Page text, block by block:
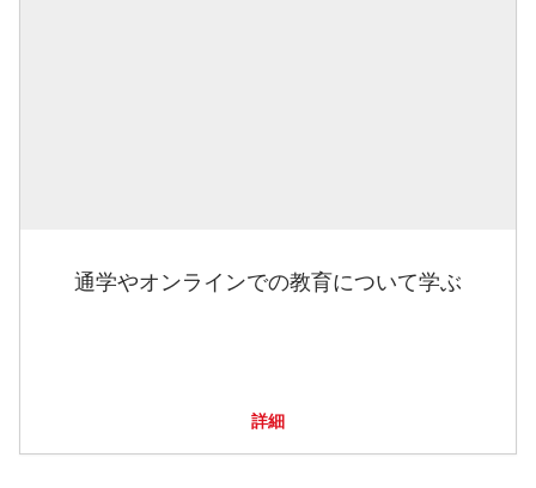
通学やオンラインでの教育について学ぶ
詳細